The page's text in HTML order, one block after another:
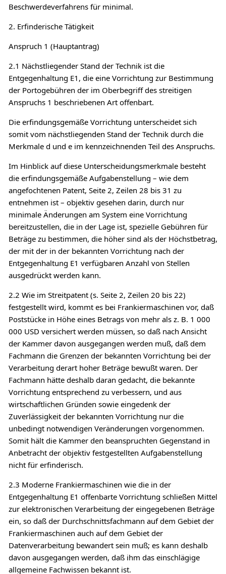
Beschwerdeverfahrens für minimal.
2. Erfinderische Tätigkeit
Anspruch 1 (Hauptantrag)
2.1 Nächstliegender Stand der Technik ist die
Entgegenhaltung E1, die eine Vorrichtung zur Bestimmung
der Portogebühren der im Oberbegriff des streitigen
Anspruchs 1 beschriebenen Art offenbart.
Die erfindungsgemäße Vorrichtung unterscheidet sich
somit vom nächstliegenden Stand der Technik durch die
Merkmale d und e im kennzeichnenden Teil des Anspruchs.
Im Hinblick auf diese Unterscheidungsmerkmale besteht
die erfindungsgemäße Aufgabenstellung – wie dem
angefochtenen Patent, Seite 2, Zeilen 28 bis 31 zu
entnehmen ist – objektiv gesehen darin, durch nur
minimale Änderungen am System eine Vorrichtung
bereitzustellen, die in der Lage ist, spezielle Gebühren für
Beträge zu bestimmen, die höher sind als der Höchstbetrag,
der mit der in der bekannten Vorrichtung nach der
Entgegenhaltung E1 verfügbaren Anzahl von Stellen
ausgedrückt werden kann.
2.2 Wie im Streitpatent (s. Seite 2, Zeilen 20 bis 22)
festgestellt wird, kommt es bei Frankiermaschinen vor, daß
Poststücke in Höhe eines Betrags von mehr als z. B. 1 000
000 USD versichert werden müssen, so daß nach Ansicht
der Kammer davon ausgegangen werden muß, daß dem
Fachmann die Grenzen der bekannten Vorrichtung bei der
Verarbeitung derart hoher Beträge bewußt waren. Der
Fachmann hätte deshalb daran gedacht, die bekannte
Vorrichtung entsprechend zu verbessern, und aus
wirtschaftlichen Gründen sowie eingedenk der
Zuverlässigkeit der bekannten Vorrichtung nur die
unbedingt notwendigen Veränderungen vorgenommen.
Somit hält die Kammer den beanspruchten Gegenstand in
Anbetracht der objektiv festgestellten Aufgabenstellung
nicht für erfinderisch.
2.3 Moderne Frankiermaschinen wie die in der
Entgegenhaltung E1 offenbarte Vorrichtung schließen Mittel
zur elektronischen Verarbeitung der eingegebenen Beträge
ein, so daß der Durchschnittsfachmann auf dem Gebiet der
Frankiermaschinen auch auf dem Gebiet der
Datenverarbeitung bewandert sein muß; es kann deshalb
davon ausgegangen werden, daß ihm das einschlägige
allgemeine Fachwissen bekannt ist.